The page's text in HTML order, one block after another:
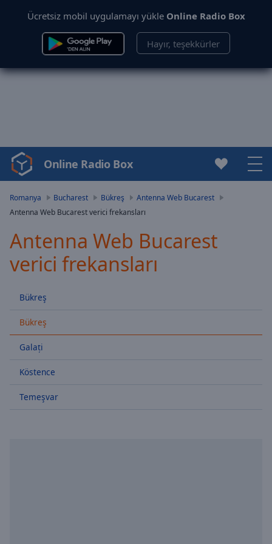
Ücretsiz mobil uygulamayı yükle Online Radio Box
Hayır, teşekkürler
Video
Player
loading.
Video
Play
Skip
Backward
Forward
Current
Time0:00
Loaded:
Stream
Online Radio Box
Romanya Bucharest Bükreş
Antenna Web Bucarest
Antenna Web Bucarest verici frekansları
Antenna Web Bucarest
verici frekansları
Bükreş
Bükreş
Galați
Köstence
Temeşvar